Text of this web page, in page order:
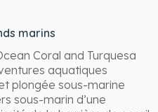
marins
Coral and Turquesa
aquatiques
plongée sous-marine
sous-marin d’une